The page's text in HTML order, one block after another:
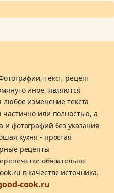
текст, рецепт
иное, являются
любое изменение текста
или полностью, а
и фотографий без указания
кухня - простая
рецепты
обязательно
в качестве источника.
cook.ru